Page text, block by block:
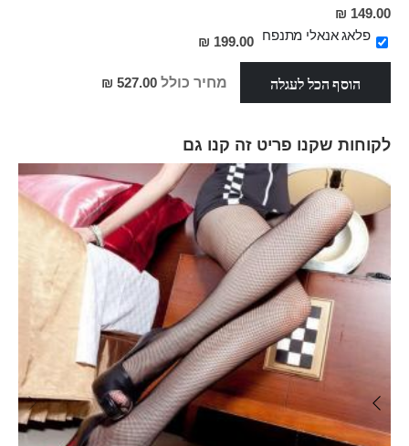
מחיר
מבצע
149.00 ₪
פלאג אנאלי מתנפח
199.00 ₪
הוסף הכל לעגלה מחיר כולל 527.00 ₪
לקוחות שקנו פריט זה קנו גם
Skip
carousel